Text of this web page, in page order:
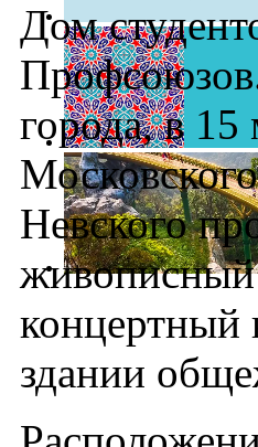
Дом
города, в
Невского
концертный
здании